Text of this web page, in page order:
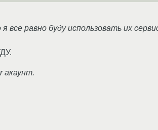
все равно буду использовать их
акаунт.